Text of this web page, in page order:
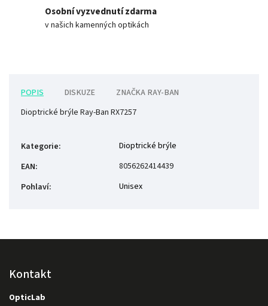
Osobní vyzvednutí zdarma
v našich kamenných optikách
POPIS DISKUZE ZNAČKA RAY-BAN
Dioptrické brýle Ray-Ban RX7257
Kategorie:
Dioptrické brýle
EAN:
8056262414439
Pohlaví: Unisex
Kontakt
OpticLab